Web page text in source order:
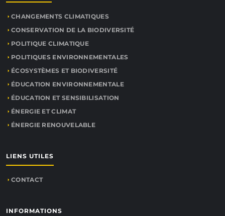
CHANGEMENTS CLIMATIQUES
CONSERVATION DE LA BIODIVERSITÉ
POLITIQUE CLIMATIQUE
POLITIQUES ENVIRONNEMENTALES
ÉCOSYSTÈMES ET BIODIVERSITÉ
ÉDUCATION ENVIRONNEMENTALE
ÉDUCATION ET SENSIBILISATION
ÉNERGIE ET CLIMAT
ÉNERGIE RENOUVELABLE
LIENS UTILES
CONTACT
INFORMATIONS